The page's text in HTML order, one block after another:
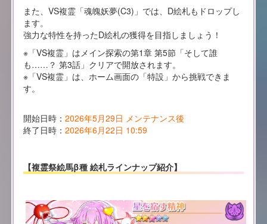
また、VS複霊「魂魄妖夢(C3)」では、D絵札もドロップし
ます。
強力な特性を持ったD絵札の獲得を目指しましょう！
※「VS複霊」はメイン探索の第1章 第5節「そして誰
も……？ 第3話」クリアで開放されます。
※「VS複霊」は、ホーム画面の「特設」から挑戦できま
す。
開始日時： 2026年5月29日 メンテナンス後
終了日時： 2026年6月22日 10:59
【複霊祭絵馬β種 絵札ラインナップ紹介】